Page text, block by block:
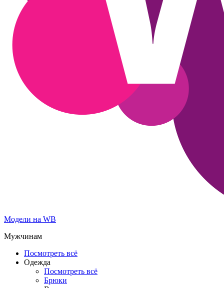
Модели на WB
Мужчинам
Посмотреть всё
Одежда
Посмотреть всё
Брюки